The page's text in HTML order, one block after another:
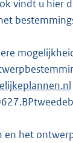
vindt u hier
en het